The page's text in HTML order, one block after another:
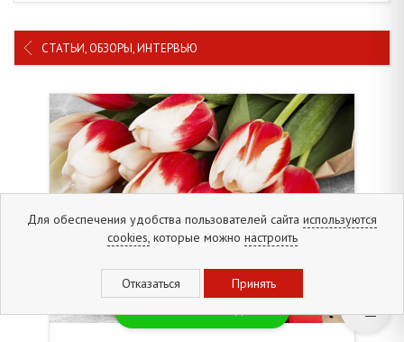
СТАТЬИ, ОБЗОРЫ, ИНТЕРВЬЮ
Для обеспечения удобства пользователей сайта используются
cookies,которые можно настроить